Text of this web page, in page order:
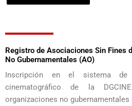
Registro de Asociaciones Sin Fines
No Gubernamentales (AO)
Inscripción en el sistema de
cinematográfico de la
organizaciones no